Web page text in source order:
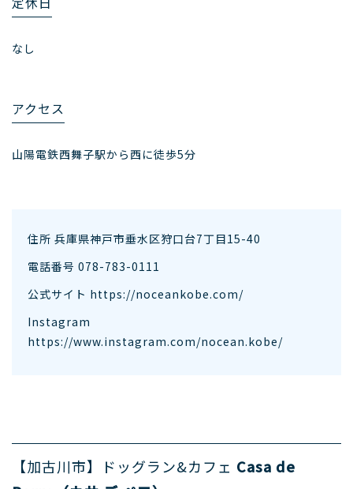
なし
アクセス
山陽電鉄西舞子駅から西に徒歩5分
住所 兵庫県神戸市垂水区狩口台7丁目15-40
電話番号 078-783-0111
公式サイト https://noceankobe.com/
Instagram
https://www.instagram.com/nocean.kobe/
【加古川市】ドッグラン&カフェ Casa de